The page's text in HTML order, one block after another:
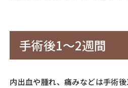
手術後1～2週間
内出血や腫れ、痛みなどは手術